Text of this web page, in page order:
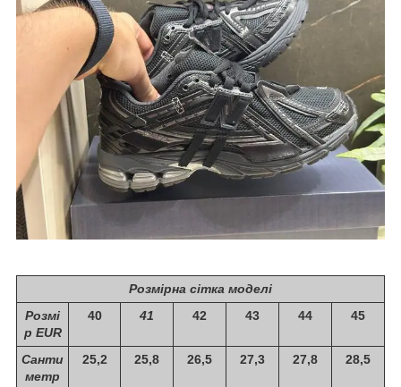
Розмірна сітка моделі
Розмі
р EUR
40 41 42 43 44 45
Санти
метр
25,2 25,8 26,5 27,3 27,8 28,5